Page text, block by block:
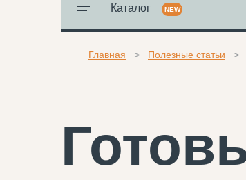
Каталог NEW
Главная Полезные статьи